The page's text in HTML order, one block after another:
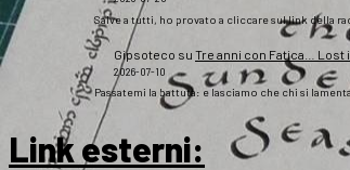
Salve a tutti, ho provato a cliccare sul link della
Gipsoteco su Tre anni con Fatica… Lost
2026-07-10
Passatemi la battuta: e lasciamo che chi si
Link esterni: